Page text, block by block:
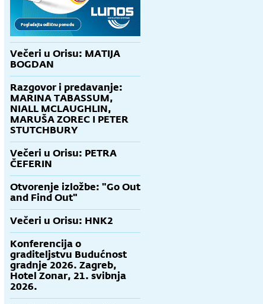
Klarxy - "Where
do people go after
they die?"
Odrastanje uz
arhitekturu:
Dječji vrtići i škole
cijena za
Večeri u Orisu: MATIJA
BOGDAN
Razgovor i predavanje:
MARINA TABASSUM,
NIALL MCLAUGHLIN,
MARUŠA ZOREC I PETER
STUTCHBURY
Večeri u Orisu: PETRA
ČEFERIN
Otvorenje izložbe: "Go Out
and Find Out"
Večeri u Orisu: HNK2
Konferencija o
graditeljstvu Budućnost
gradnje 2026. Zagreb,
Hotel Zonar, 21. svibnja
2026.